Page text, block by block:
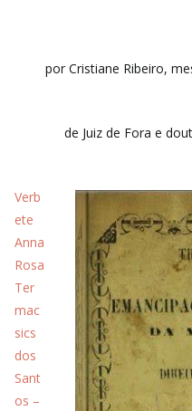
por Cristiane Ribeiro,
de Juiz de Fora e
Verb
ete
Anna
Rosa
Ter
mac
sics
dos
Sant
os –